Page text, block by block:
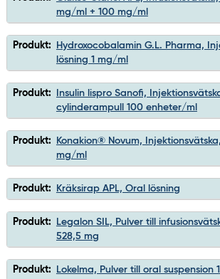
mg/ml + 100 mg/ml
Produkt:
Hydroxocobalamin G.L. Pharma,
lösning 1 mg/ml
Produkt:
Insulin lispro Sanofi,
cylinderampull 100 enheter/ml
Produkt:
Konakion® Novum,
mg/ml
Produkt: Kräksirap APL, Oral lösning
Produkt:
Legalon SIL, Pulver till
528,5 mg
Produkt: Lokelma, Pulver till oral suspension